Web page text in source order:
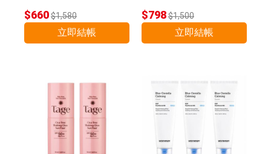
$660$1,580
立即結帳
$798$1,500
立即結帳